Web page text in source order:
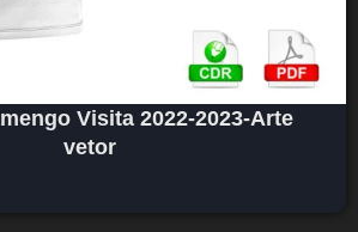
Visita 2022-2023-Arte
vetor